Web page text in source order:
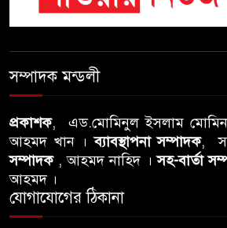
ইঙ্গিত !
বিএনপি
আবু তালহা
মত টাওয়ার
সম্পাদক মন্ডলী
প্রকাশক, এড.মোমিনুল ইসলাম
আহমদ খান ।ব্যাবস্থাপনা সম্পাদক,
সম্পাদক, আহমদ নাহিদ ।সহ-বার্তা
আহমদ ।
যোগাযোগের ঠিকানা